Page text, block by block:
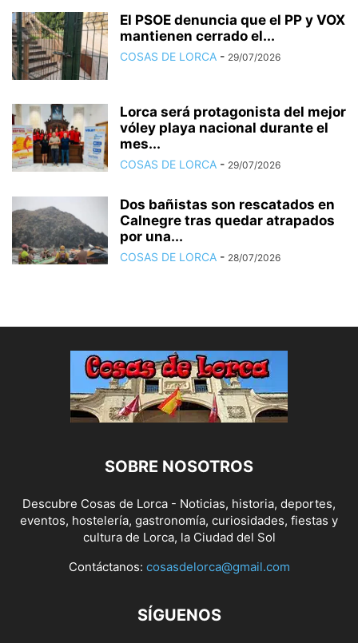
El PSOE denuncia que el PP y VOX
mantienen cerrado el...
COSAS DE LORCA - 29/07/2026
Lorca será protagonista del mejor
vóley playa nacional durante el
mes...
COSAS DE LORCA - 29/07/2026
Dos bañistas son rescatados en
Calnegre tras quedar atrapados
por una...
COSAS DE LORCA - 28/07/2026
SOBRE NOSOTROS
Descubre Cosas de Lorca - Noticias, historia, deportes,
eventos, hostelería, gastronomía, curiosidades, fiestas y
cultura de Lorca, la Ciudad del Sol
Contáctanos: cosasdelorca@gmail.com
SÍGUENOS